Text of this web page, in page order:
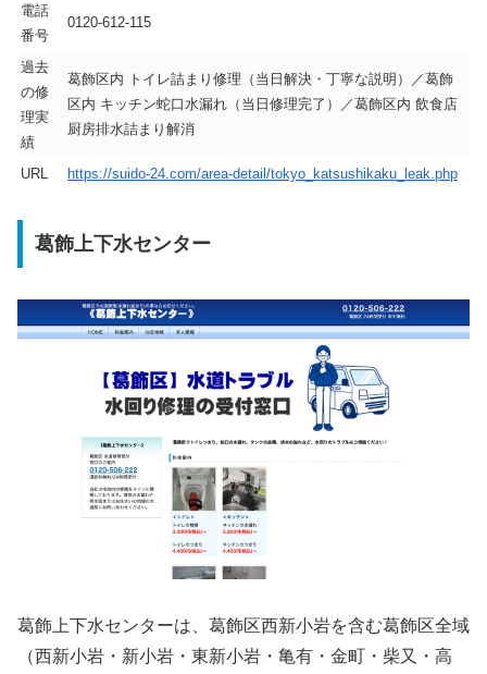
電話
番号
0120-612-115
過去
の修
理実
績
葛飾区内 トイレ詰まり修理（当日解決・丁寧な説明）／葛飾
区内 キッチン蛇口水漏れ（当日修理完了）／葛飾区内 飲食店
厨房排水詰まり解消
URL https://suido-24.com/area-detail/tokyo_katsushikaku_leak.php
葛飾上下水センター
葛飾上下水センターは、葛飾区西新小岩を含む葛飾区全域
（西新小岩・新小岩・東新小岩・亀有・金町・柴又・高